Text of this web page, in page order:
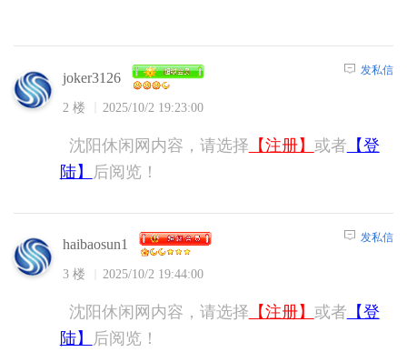
joker3126
2 楼 2025/10/2 19:23:00
发私信
沈阳休闲网内容，请选择 【注册】 或者 【登
陆】
后阅览！
haibaosun1
3 楼 2025/10/2 19:44:00
发私信
沈阳休闲网内容，请选择 【注册】 或者 【登
陆】
后阅览！